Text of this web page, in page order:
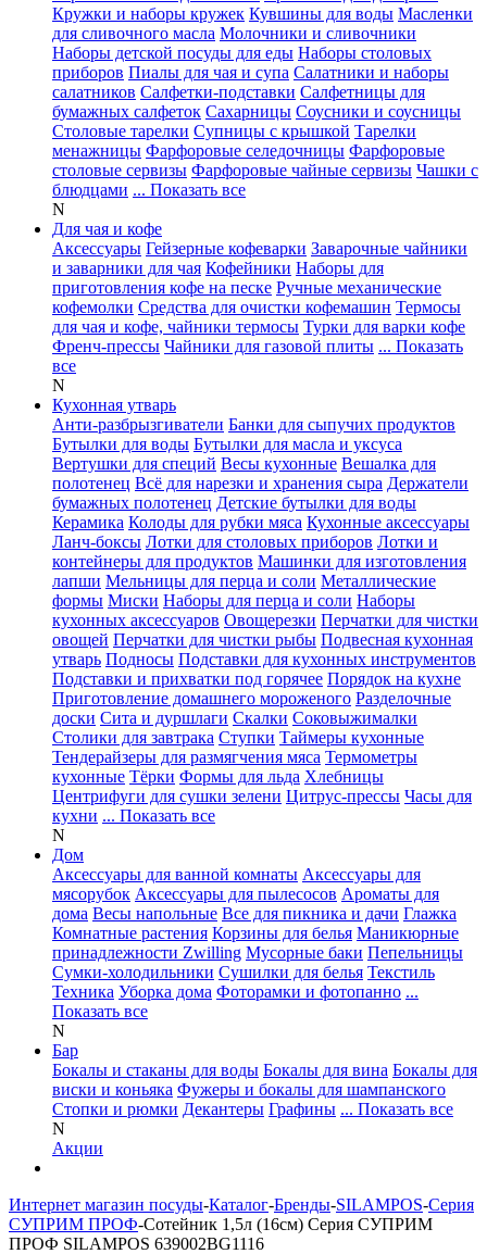
Кружки и наборы кружек Кувшины для воды Масленки
для сливочного масла Молочники и сливочники
Наборы детской посуды для еды Наборы столовых
приборов Пиалы для чая и супа Салатники и наборы
салатников Салфетки-подставки Салфетницы для
бумажных салфеток Сахарницы Соусники и соусницы
Столовые тарелки Супницы с крышкой Тарелки
менажницы Фарфоровые селедочницы Фарфоровые
столовые сервизы Фарфоровые чайные сервизы Чашки с
блюдцами ... Показать все
N
Для чая и кофе
Аксессуары Гейзерные кофеварки Заварочные чайники
и заварники для чая Кофейники Наборы для
приготовления кофе на песке Ручные механические
кофемолки Средства для очистки кофемашин Термосы
для чая и кофе, чайники термосы Турки для варки кофе
Френч-прессы Чайники для газовой плиты ... Показать
все
N
Кухонная утварь
Анти-разбрызгиватели Банки для сыпучих продуктов
Бутылки для воды Бутылки для масла и уксуса
Вертушки для специй Весы кухонные Вешалка для
полотенец Всё для нарезки и хранения сыра Держатели
бумажных полотенец Детские бутылки для воды
Керамика Колоды для рубки мяса Кухонные аксессуары
Ланч-боксы Лотки для столовых приборов Лотки и
контейнеры для продуктов Машинки для изготовления
лапши Мельницы для перца и соли Металлические
формы Миски Наборы для перца и соли Наборы
кухонных аксессуаров Овощерезки Перчатки для чистки
овощей Перчатки для чистки рыбы Подвесная кухонная
утварь Подносы Подставки для кухонных инструментов
Подставки и прихватки под горячее Порядок на кухне
Приготовление домашнего мороженого Разделочные
доски Сита и дуршлаги Скалки Соковыжималки
Столики для завтрака Ступки Таймеры кухонные
Тендерайзеры для размягчения мяса Термометры
кухонные Тёрки Формы для льда Хлебницы
Центрифуги для сушки зелени Цитрус-прессы Часы для
кухни ... Показать все
N
Дом
Аксессуары для ванной комнаты Аксессуары для
мясорубок Аксессуары для пылесосов Ароматы для
дома Весы напольные Все для пикника и дачи Глажка
Комнатные растения Корзины для белья Маникюрные
принадлежности Zwilling Мусорные баки Пепельницы
Сумки-холодильники Сушилки для белья Текстиль
Техника Уборка дома Фоторамки и фотопанно ...
Показать все
N
Бар
Бокалы и стаканы для воды Бокалы для вина Бокалы для
виски и коньяка Фужеры и бокалы для шампанского
Стопки и рюмки Декантеры Графины ... Показать все
N
Акции
Интернет магазин посуды-Каталог-Бренды-SILAMPOS-Серия
СУПРИМ ПРОФ-Сотейник 1,5л (16см) Серия СУПРИМ
ПРОФ SILAMPOS 639002BG1116